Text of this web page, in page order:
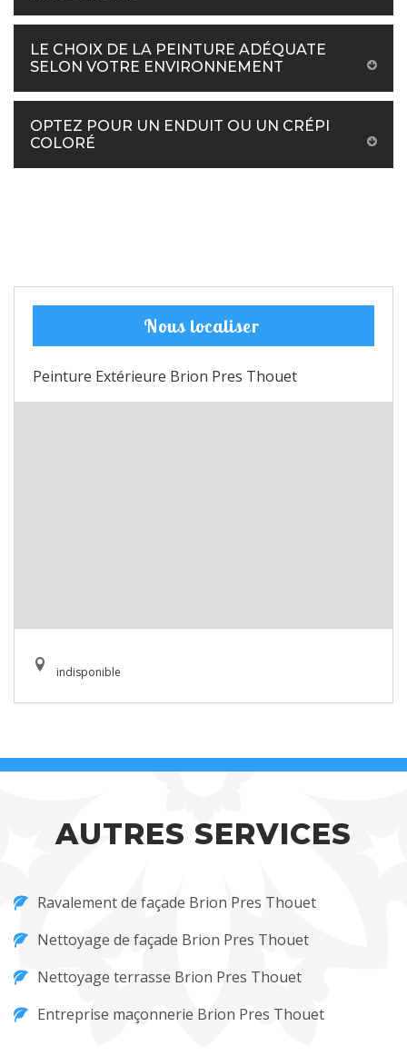
LE CHOIX DE LA PEINTURE ADÉQUATE
SELON VOTRE ENVIRONNEMENT
OPTEZ POUR UN ENDUIT OU UN CRÉPI
COLORÉ
Nous localiser
Peinture Extérieure Brion Pres Thouet
indisponible
AUTRES SERVICES
Ravalement de façade Brion Pres Thouet
Nettoyage de façade Brion Pres Thouet
Nettoyage terrasse Brion Pres Thouet
Entreprise maçonnerie Brion Pres Thouet